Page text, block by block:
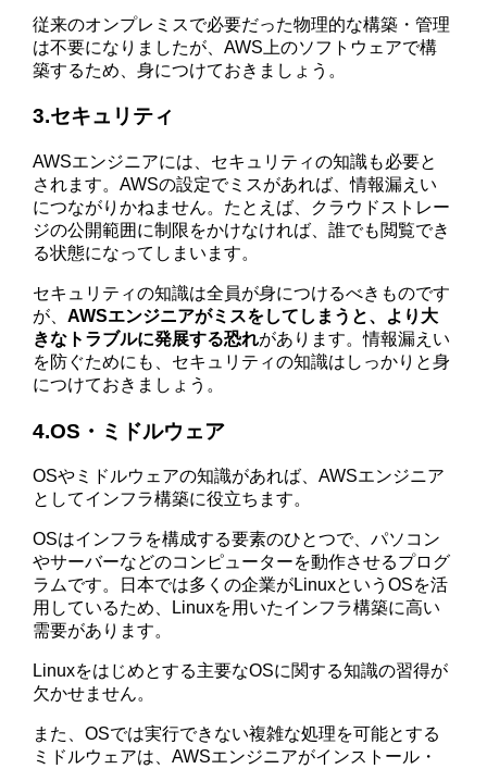
従来のオンプレミスで必要だった物理的な構築・管理
は不要になりましたが、AWS上のソフトウェアで構
築するため、身につけておきましょう。
3.セキュリティ
AWSエンジニアには、セキュリティの知識も必要と
されます。AWSの設定でミスがあれば、情報漏えい
につながりかねません。たとえば、クラウドストレー
ジの公開範囲に制限をかけなければ、誰でも閲覧でき
る状態になってしまいます。
セキュリティの知識は全員が身につけるべきものです
が、AWSエンジニアがミスをしてしまうと、より大
きなトラブルに発展する恐れがあります。情報漏えい
を防ぐためにも、セキュリティの知識はしっかりと身
につけておきましょう。
4.OS・ミドルウェア
OSやミドルウェアの知識があれば、AWSエンジニア
としてインフラ構築に役立ちます。
OSはインフラを構成する要素のひとつで、パソコン
やサーバーなどのコンピューターを動作させるプログ
ラムです。日本では多くの企業がLinuxというOSを活
用しているため、Linuxを用いたインフラ構築に高い
需要があります。
Linuxをはじめとする主要なOSに関する知識の習得が
欠かせません。
また、OSでは実行できない複雑な処理を可能とする
ミドルウェアは、AWSエンジニアがインストール・